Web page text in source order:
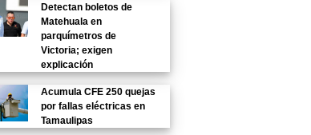
Detectan boletos de
Matehuala en
parquímetros de
Victoria; exigen
explicación
Acumula CFE 250 quejas
por fallas eléctricas en
Tamaulipas